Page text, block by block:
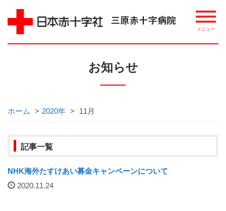
ごあいさつ
講習・講座・教室案内
整備機器等
お知らせ
ホーム > 2020年 > 11月
記事一覧
NHK海外たすけあい募金キャンペーンについて
2020.11.24